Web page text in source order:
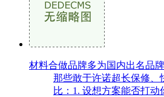
材料合做品牌多为国内出名品牌
那些敢于许诺超长保修、
比：1. 设想方案能否打动